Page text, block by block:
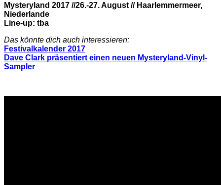
Mysteryland 2017 //26.-27. August // Haarlemmermeer,
Niederlande
Line-up: tba
Das könnte dich auch interessieren:
Festivalkalender 2017
Dave Clark präsentiert einen neuen Mysteryland-Vinyl-
Sampler